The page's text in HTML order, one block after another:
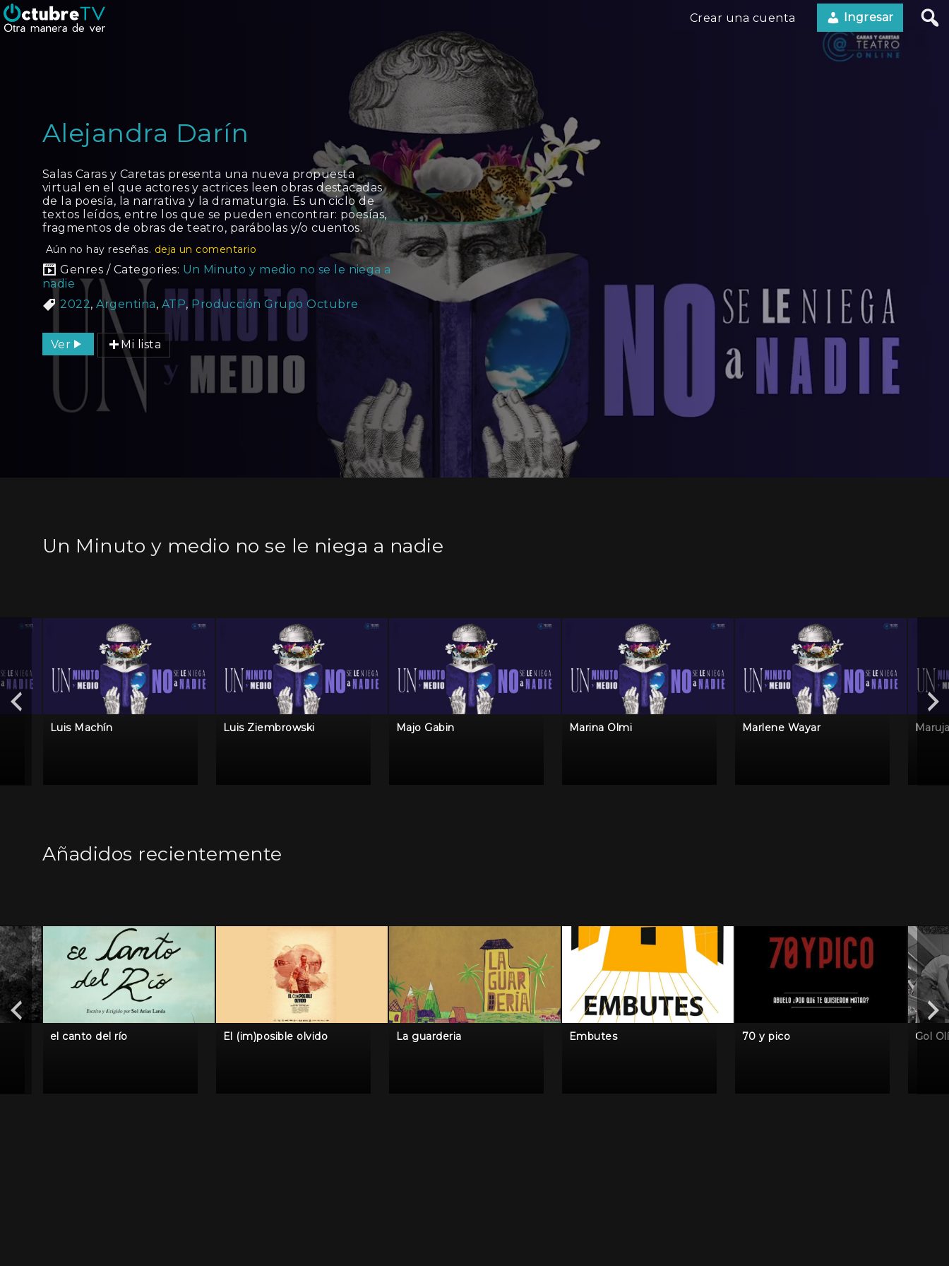
Crear una cuenta Ingresar
Alejandra Darín
Salas Caras y Caretas presenta una nueva propuesta
virtual en el que actores y actrices leen obras destacadas
de la poesía, la narrativa y la dramaturgia. Es un ciclo de
textos leídos, entre los que se pueden encontrar: poesías,
fragmentos de obras de teatro, parábolas y/o cuentos.
Aún no hay reseñas. deja un comentario
Genres / Categories: Un Minuto y medio no se le niega a
nadie
2022,Argentina, ATP, Producción Grupo Octubre
Ver Mi lista
Un Minuto y medio no se le niega a nadie
Luis Machín Luis Ziembrowski Majo Gabin Marina Olmi Marlene Wayar
Añadidos recientemente
el canto del río El (im)posible olvido La guarderia Embutes 70 y pico Gol